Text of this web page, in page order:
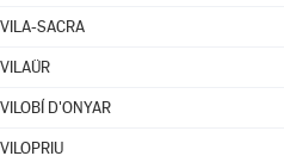
VILA-SACRA
VILAÜR
VILOBÍ D'ONYAR
VILOPRIU